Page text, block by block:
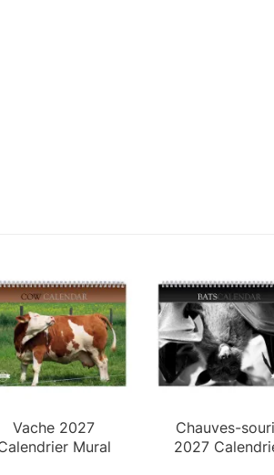
Vache 2027
Mural
Chauves-
2027